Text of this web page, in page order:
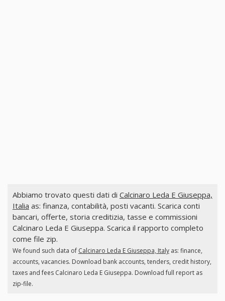
Abbiamo trovato questi dati di Calcinaro Leda E Giuseppa,
Italia as: finanza, contabilità, posti vacanti. Scarica conti
bancari, offerte, storia creditizia, tasse e commissioni
Calcinaro Leda E Giuseppa. Scarica il rapporto completo
come file zip.
We found such data of Calcinaro Leda E Giuseppa, Italyas: finance,
accounts, vacancies. Download bank accounts, tenders, credit history,
taxes and fees Calcinaro Leda E Giuseppa. Download full report as
zip-file.